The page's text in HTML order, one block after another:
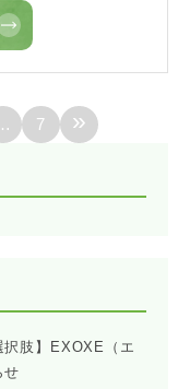
7 »
択肢】EXOXE（エ
せ